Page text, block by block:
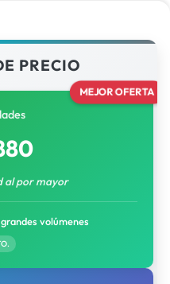
PRECIO
MEJOR OFERTA
al por mayor
volúmenes